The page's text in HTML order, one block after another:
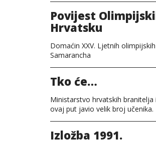
Povijest
Hrvatsku
Domaćin XXV. Ljetnih
Samarancha
Tko će…
Ministarstvo hrvatskih
ovaj put javio velik broj učenika.
Izložba 1991.